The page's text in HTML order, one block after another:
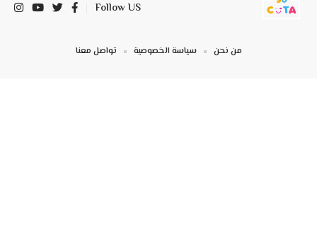
Follow US
من نحن سياسة الخصوصية تواصل معنا